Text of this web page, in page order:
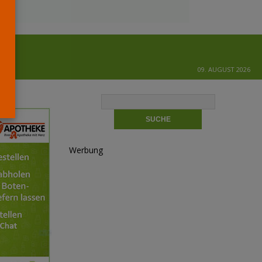
09. AUGUST 2026
Werbung